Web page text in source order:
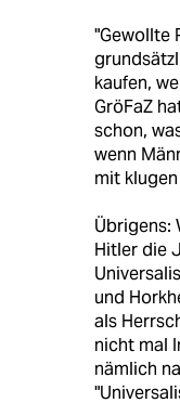
"Gewollte
kaufen,
GröFaZ
schon,
wenn
mit
Übrigens:
Hitler die
und
als
nicht mal
nämlich